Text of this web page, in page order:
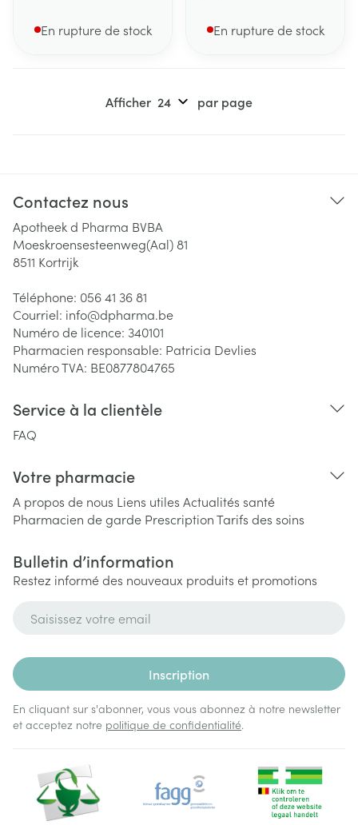
En rupture de stock En rupture de stock
Afficher par page
Contactez nous
Apotheek d Pharma BVBA
Moeskroensesteenweg(Aal) 81
8511 Kortrijk
Téléphone: 056 41 36 81
Courriel: info@dpharma.be
Numéro de licence: 340101
Pharmacien responsable: Patricia Devlies
Numéro TVA: BE0877804765
Service à la clientèle
FAQ
Votre pharmacie
A propos de nous Liens utiles Actualités santé
Pharmacien de garde PrescriptionTarifs des soins
Bulletin d’information
Restez informé des nouveaux produits et promotions
Inscription
En cliquant sur s'abonner, vous vous abonnez à notre newsletter
et acceptez notre politique de confidentialité.